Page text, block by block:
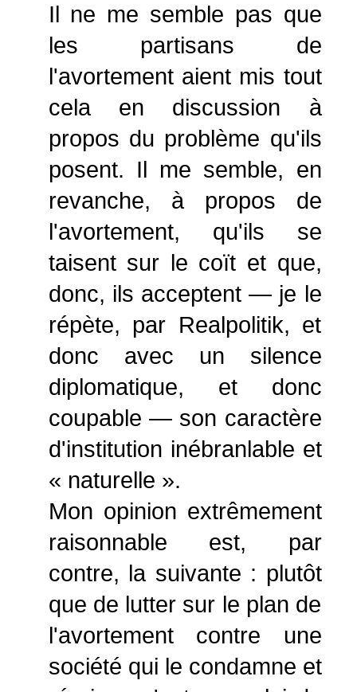
Il ne me semble pas que
les partisans de
l'avortement aient mis tout
cela en discussion à
propos du problème qu'ils
posent. Il me semble, en
revanche, à propos de
l'avortement, qu'ils se
taisent sur le coït et que,
donc, ils acceptent — je le
répète, par Realpolitik, et
donc avec un silence
diplomatique, et donc
coupable — son caractère
d'institution inébranlable et
« naturelle ».
Mon opinion extrêmement
raisonnable est, par
contre, la suivante : plutôt
que de lutter sur le plan de
l'avortement contre une
société qui le condamne et